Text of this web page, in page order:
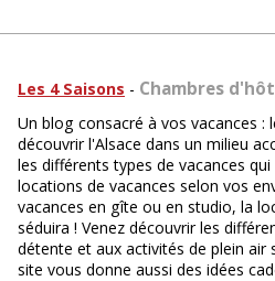
Les 4 Saisons - Chambres
Un blog consacré à vos vacances :
découvrir l'Alsace dans un milieu
les différents types de vacances
locations de vacances selon vos
vacances en gîte ou en studio, la
séduira ! Venez découvrir les
détente et aux activités de plein
site vous donne aussi des idées